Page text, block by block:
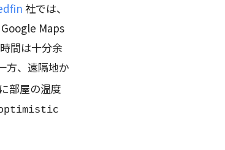
社では、
Maps
間は十分余
方、遠隔地か
部屋の温度